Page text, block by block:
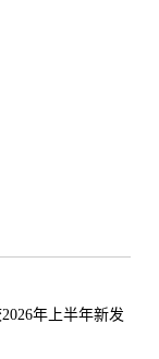
年上半年新发